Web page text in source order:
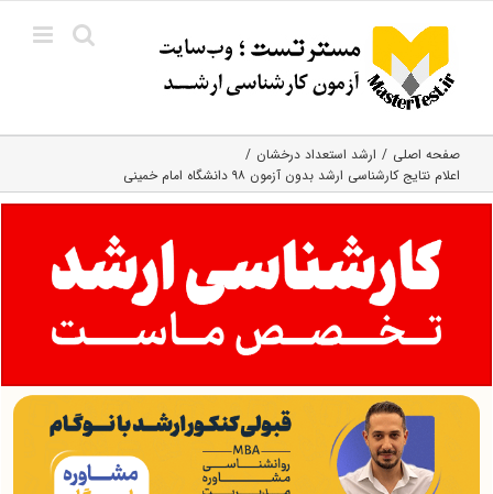
content
صفحه اصلی
ارشد استعداد درخشان
اعلام نتایج کارشناسی ارشد بدون آزمون ۹۸ دانشگاه امام خمینی